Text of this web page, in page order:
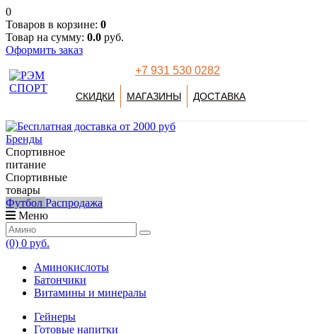
0
Товаров в корзине: 0
Товар на сумму: 0.0 руб.
Оформить заказ
+7 931 530 0282
СКИДКИ МАГАЗИНЫ ДОСТАВКА
Бренды
Спортивное
питание
Спортивные
товары
Футбол Распродажа
Меню
(0) 0 руб.
Аминокислоты
Батончики
Витамины и минералы
Гейнеры
Готовые напитки